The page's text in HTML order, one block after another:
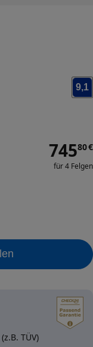
9,1
74580€
für 4 Felgen
TÜV)